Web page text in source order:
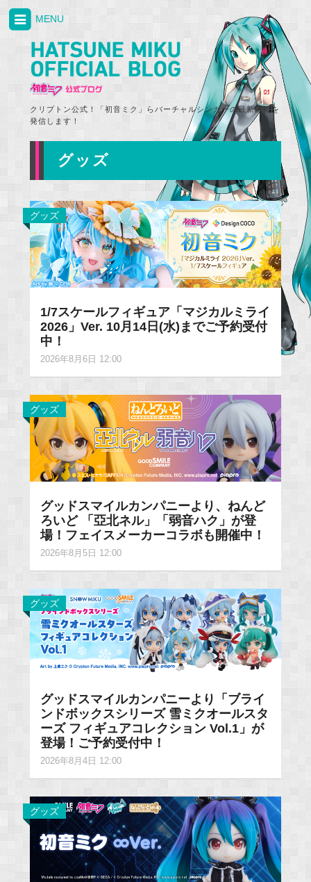
クリプトン公式！「初音ミク」らバーチャルシンガーの最新情報を
発信します！
MENU
グッズ
グッズ
1/7スケールフィギュア「マジカルミライ
2026」Ver. 10月14日(水)までご予約受付
中！
2026年8月6日 12:00
グッズ
グッドスマイルカンパニーより、ねんど
ろいど 「亞北ネル」「弱音ハク」が登
場！フェイスメーカーコラボも開催中！
2026年8月5日 12:00
グッズ
グッドスマイルカンパニーより「ブライ
ンドボックスシリーズ 雪ミクオールスタ
ーズ フィギュアコレクション Vol.1」が
登場！ご予約受付中！
2026年8月4日 12:00
グッズ